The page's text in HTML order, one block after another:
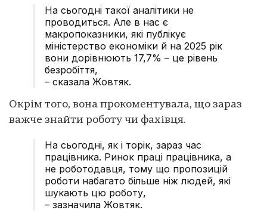
На сьогодні такої аналітики не
проводиться. Але в нас є
макропоказники, які публікує
міністерство економіки й на 2025 рік
вони дорівнюють 17,7% – це рівень
безробіття,
– сказала Жовтяк.
Окрім того, вона прокоментувала, що зараз
важче знайти роботу чи фахівця.
На сьогодні, як і торік, зараз час
працівника. Ринок праці працівника, а
не роботодавця, тому що пропозицій
роботи набагато більше ніж людей, які
шукають цю роботу,
– зазначила Жовтяк.